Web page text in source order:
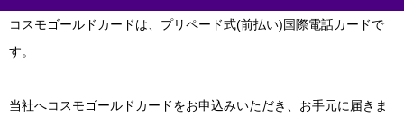
コスモゴールドカードは、プリペード式(前払い)国際電話カードで
す。
当社へコスモゴールドカードをお申込みいただき、お手元に届きま